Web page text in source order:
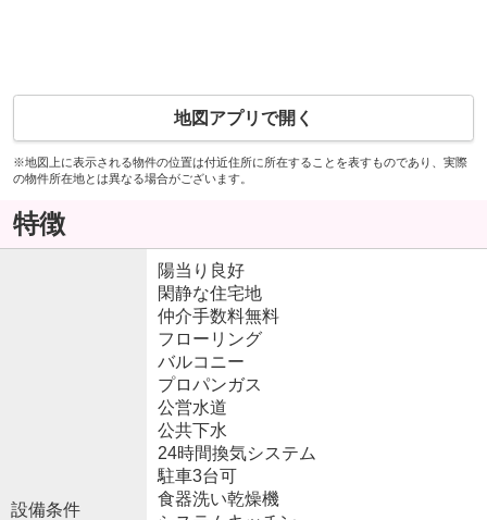
地図アプリで開く
※地図上に表示される物件の位置は付近住所に所在することを表すものであり、実際
の物件所在地とは異なる場合がございます。
特徴
設備条件
陽当り良好
閑静な住宅地
仲介手数料無料
フローリング
バルコニー
プロパンガス
公営水道
公共下水
24時間換気システム
駐車3台可
食器洗い乾燥機